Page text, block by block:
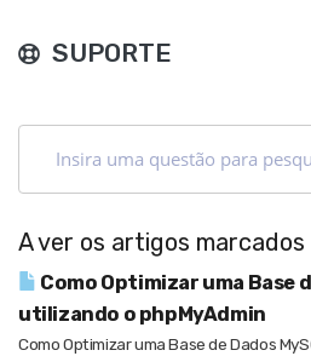
SUPORTE
A ver os artigos marcados
Como Optimizar uma Base
utilizando o phpMyAdmin
Como Optimizar uma Base de Dados